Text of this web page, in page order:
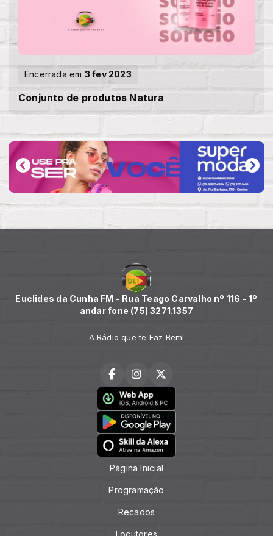
Encerrada em 3 fev 2023
Conjunto de produtos Natura
Euclides da Cunha FM - Rua Teago Carvalho nº 116 - 1º
andar fone (75) 3271.1357
A Rádio que te Faz Bem!
Página Inicial
Programação
Recados
Locutores